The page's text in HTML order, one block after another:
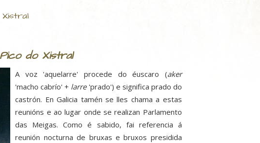
do Xistral
A voz 'aquelarre' procede do éuscaro (aker
'macho cabrío' + larre'prado') e significa prado do
castrón. En Galicia tamén se lles chama a estas
reunións e ao lugar onde se realizan Parlamento
das Meigas. Como é sabido, fai referencia á
reunión nocturna de bruxas e bruxos presidida